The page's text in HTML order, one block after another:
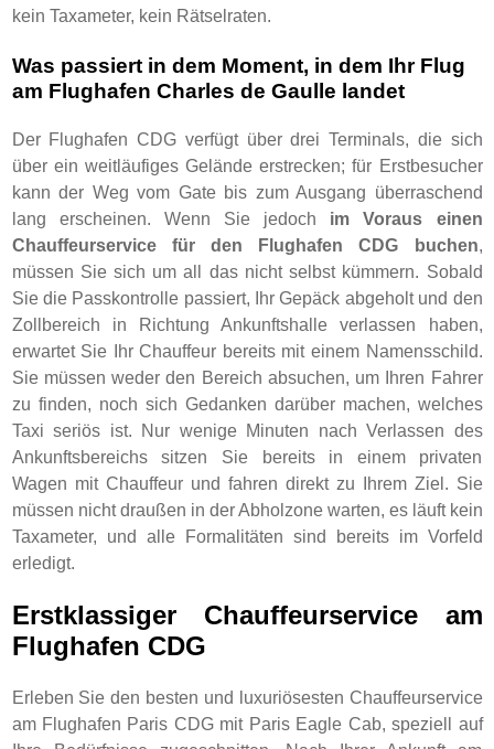
kein Taxameter, kein Rätselraten.
Was passiert in dem Moment, in dem Ihr Flug
am Flughafen Charles de Gaulle landet
Der Flughafen CDG verfügt über drei Terminals, die sich
über ein weitläufiges Gelände erstrecken; für Erstbesucher
kann der Weg vom Gate bis zum Ausgang überraschend
lang erscheinen. Wenn Sie jedoch im Voraus einen
Chauffeurservice für den Flughafen CDG buchen,
müssen Sie sich um all das nicht selbst kümmern. Sobald
Sie die Passkontrolle passiert, Ihr Gepäck abgeholt und den
Zollbereich in Richtung Ankunftshalle verlassen haben,
erwartet Sie Ihr Chauffeur bereits mit einem Namensschild.
Sie müssen weder den Bereich absuchen, um Ihren Fahrer
zu finden, noch sich Gedanken darüber machen, welches
Taxi seriös ist. Nur wenige Minuten nach Verlassen des
Ankunftsbereichs sitzen Sie bereits in einem privaten
Wagen mit Chauffeur und fahren direkt zu Ihrem Ziel. Sie
müssen nicht draußen in der Abholzone warten, es läuft kein
Taxameter, und alle Formalitäten sind bereits im Vorfeld
erledigt.
Erstklassiger Chauffeurservice am
Flughafen CDG
Erleben Sie den besten und luxuriösesten Chauffeurservice
am Flughafen Paris CDG mit Paris Eagle Cab, speziell auf